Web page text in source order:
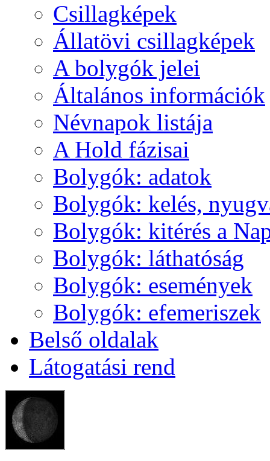
Csil­lag­ké­pek
Ál­lat­övi csil­lag­ké­pek
A boly­gók je­lei
Ál­ta­lá­nos in­for­má­ci­ók
Név­na­pok lis­tá­ja
A Hold fá­zi­sai
Boly­gók: ada­tok
Boly­gók: ke­lés,
Boly­gók: ki­té­rés a
Boly­gók: lát­ha­tó­ság
Boly­gók: ese­mé­nyek
Boly­gók: efe­me­ri­szek
Bel­ső ol­da­lak
Lá­to­ga­tá­si rend